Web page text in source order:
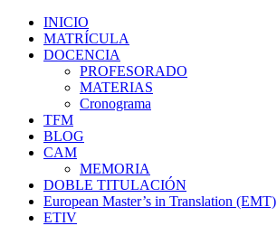
INICIO
MATRÍCULA
DOCENCIA
PROFESORADO
MATERIAS
Cronograma
TFM
BLOG
CAM
MEMORIA
DOBLE TITULACIÓN
European Master’s in Translation (EMT)
ETIV